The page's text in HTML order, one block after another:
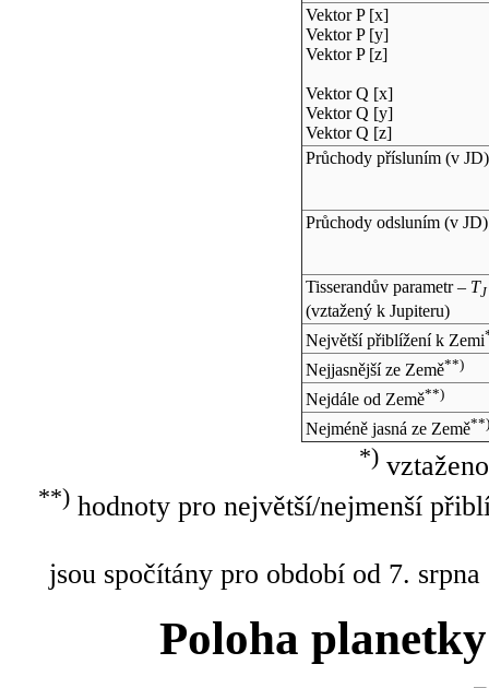
Vektor P [x]
Vektor P [y]
Vektor P [z]
Vektor Q [x]
Vektor Q [y]
Vektor Q [z]
Průchody přísluním (v JD)
Průchody odsluním (v JD)
Tisserandův parametr – TJ
(vztažený k Jupiteru)
Největší přiblížení k Zemi
Nejjasnější ze Země**)
Nejdále od Země**)
Nejméně jasná ze Země**)
*)
**)hodnoty pro největší/nejmenší
jsou spočítány pro období od 7.
Poloha